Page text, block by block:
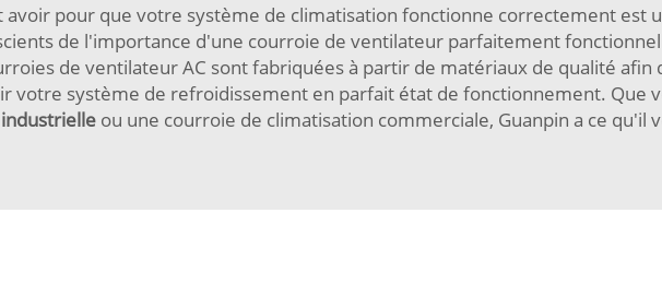
avoir pour que votre système de climatisation fonctionne correctement est
de l'importance d'une courroie de ventilateur parfaitement
de ventilateur AC sont fabriquées à partir de matériaux de qualité afin
votre système de refroidissement en parfait état de fonctionnement. Que
ou une courroie de climatisation commerciale, Guanpin a ce qu'il